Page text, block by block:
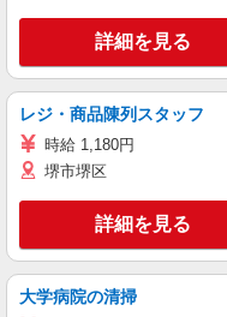
詳細を見る
レジ・商品陳列スタッフ
時給 1,180円
堺市堺区
詳細を見る
大学病院の清掃